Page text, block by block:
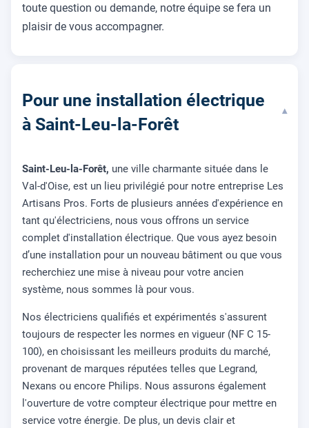
toute question ou demande, notre équipe se fera un
plaisir de vous accompagner.
Pour une installation électrique
à Saint-Leu-la-Forêt
▾
Saint-Leu-la-Forêt, une ville charmante située dans le
Val-d'Oise, est un lieu privilégié pour notre entreprise Les
Artisans Pros. Forts de plusieurs années d'expérience en
tant qu'électriciens, nous vous offrons un service
complet d'installation électrique. Que vous ayez besoin
d’une installation pour un nouveau bâtiment ou que vous
recherchiez une mise à niveau pour votre ancien
système, nous sommes là pour vous.
Nos électriciens qualifiés et expérimentés s'assurent
toujours de respecter les normes en vigueur (NF C 15-
100), en choisissant les meilleurs produits du marché,
provenant de marques réputées telles que Legrand,
Nexans ou encore Philips. Nous assurons également
l'ouverture de votre compteur électrique pour mettre en
service votre énergie. De plus, un devis clair et